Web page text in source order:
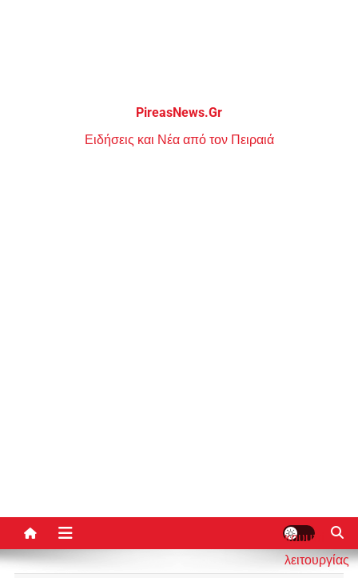
PireasNews.Gr
Ειδήσεις και Νέα από τον Πειραιά
κουμπί
λειτουργίας